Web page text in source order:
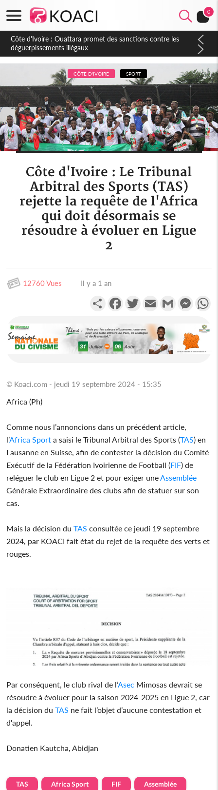
0
Côte d'Ivoire : 66è anniversaire de l'indépendance, Alassane
Ouattara promet d'accélérer les réformes et les grands
investissements pour une nation plus forte et plus prospère
CÔTE D'IVOIRE SPORT
Côte d'Ivoire : Le Tribunal
Arbitral des Sports (TAS)
rejette la requête de l'Africa
qui doit désormais se
résoudre à évoluer en Ligue
2
12760 Vues Il y a 1 an
PartagerFacebookTwitterEmail Gmail
© Koaci.com - jeudi 19 septembre 2024 - 15:35
Africa (Ph)
Comme nous l’annoncions dans un précédent article,
l’Africa Sport a saisi le Tribunal Arbitral des Sports (TAS) en
Lausanne en Suisse, afin de contester la décision du Comité
Exécutif de la Fédération Ivoirienne de Football (FIF) de
reléguer le club en Ligue 2 et pour exiger uneAssemblée
Générale Extraordinaire des clubs afin de statuer sur son
cas.
Mais la décision duTAS consultée ce jeudi 19 septembre
2024, par KOACI fait état du rejet de la requête des verts et
rouges.
Par conséquent, le club rival de l’Asec Mimosas devrait se
résoudre à évoluer pour la saison 2024-2025 en Ligue 2, car
la décision duTAS ne fait l’objet d’aucune contestation et
d'appel.
Donatien Kautcha, Abidjan
TAS Africa Sport FIF Assemblée